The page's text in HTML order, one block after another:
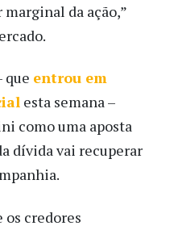
da ação,”
que entrou em
esta semana –
como uma aposta
dívida vai recuperar
os credores